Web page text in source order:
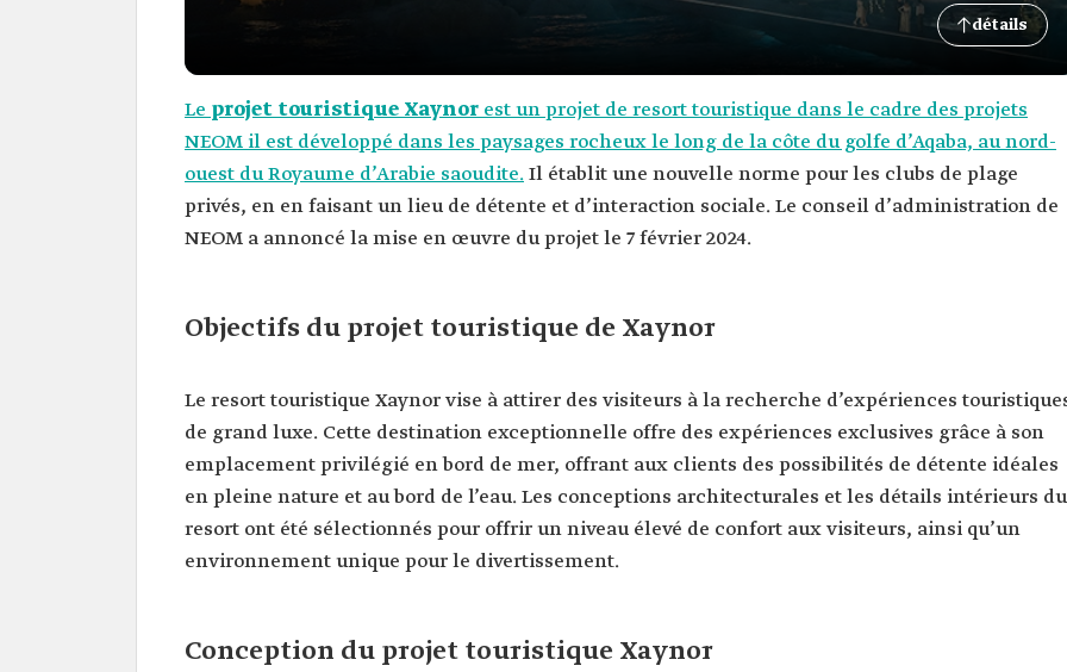
détails
Le projet touristique Xaynor est un projet de resort touristique dans le cadre des projets
NEOM il est développé dans les paysages rocheux le long de la côte du golfe d’Aqaba, au nord-
ouest du Royaume d’Arabie saoudite.Il établit une nouvelle norme pour les clubs de plage
privés, en en faisant un lieu de détente et d’interaction sociale. Le conseil d’administration de
NEOM a annoncé la mise en œuvre du projet le 7 février 2024.
Objectifs du projet touristique de Xaynor
Le resort touristique Xaynor vise à attirer des visiteurs à la recherche d’expériences
de grand luxe. Cette destination exceptionnelle offre des expériences exclusives grâce à son
emplacement privilégié en bord de mer, offrant aux clients des possibilités de détente idéales
en pleine nature et au bord de l’eau. Les conceptions architecturales et les détails intérieurs du
resort ont été sélectionnés pour offrir un niveau élevé de confort aux visiteurs, ainsi qu’un
environnement unique pour le divertissement.
Conception du projet touristique Xaynor